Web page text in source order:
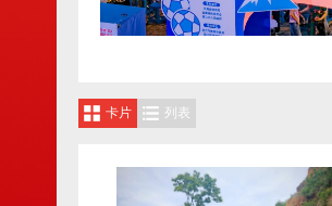
卡片 列表